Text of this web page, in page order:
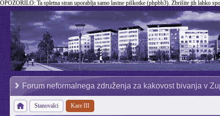
OPOZORILO: Ta spletna stran uporablja samo lastne piškotke (phpbb3). Zbrišite jih lahko
Forum neformalnega združenja za kakovost bivanja v
Stanovalci Kare III